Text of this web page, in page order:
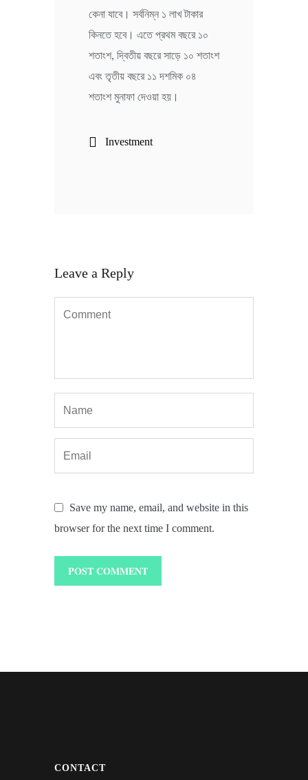
কেনা যাবে। সর্বনিম্ন ১ লাখ টাকার
কিনতে হবে। এতে প্রথম বছরে ১০
শতাংশ, দ্বিতীয় বছরে সাড়ে ১০ শতাংশ
এবং তৃতীয় বছরে ১১ দশমিক ০৪
শতাংশ মুনাফা দেওয়া হয়।
Investment
Leave a Reply
Save my name, email, and website in this
browser for the next time I comment.
CONTACT